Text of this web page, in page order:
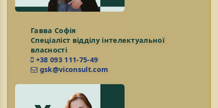
Гавва Софія
Спеціаліст відділу інтелектуальної
власності
+38 093 111-75-49
gsk@viconsult.com